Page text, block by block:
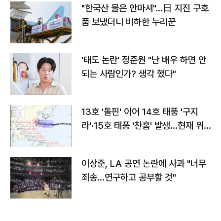
"한국산 물은 안마셔"…日 지진 구호
품 보냈더니 비하한 누리꾼
'태도 논란' 정준원 "난 배우 하면 안
되는 사람인가? 생각 했다"
13호 '돌핀' 이어 14호 태풍 '구지
라'·15호 태풍 '찬홈' 발생…현재 위
이상준, LA 공연 논란에 사과 "너무
죄송…연구하고 공부할 것"